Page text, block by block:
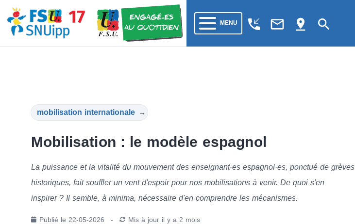
MENU phone_callback mail_outline pin_drop search
mobilisation internationale →
Mobilisation : le modèle espagnol
La puissance et la vitalité du mouvement des enseignant·es espagnol·es, ponctué de grèves
historiques, fait souffler un vent d'espoir pour nos mobilisations à venir. De quoi s'en
inspirer ? Il semble, à minima, nécessaire d'en comprendre les mécanismes.
Publié le 22-05-2026 - Mis à jour il y a 2 mois